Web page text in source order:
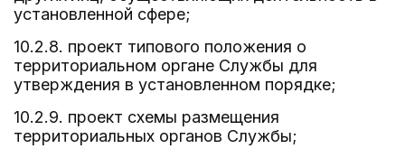
установленной сфере;
10.2.8. проект типового положения о
территориальном органе Службы для
утверждения в установленном порядке;
10.2.9. проект схемы размещения
территориальных органов Службы;